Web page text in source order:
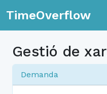
TimeOverflow
Gestió de
Demanda